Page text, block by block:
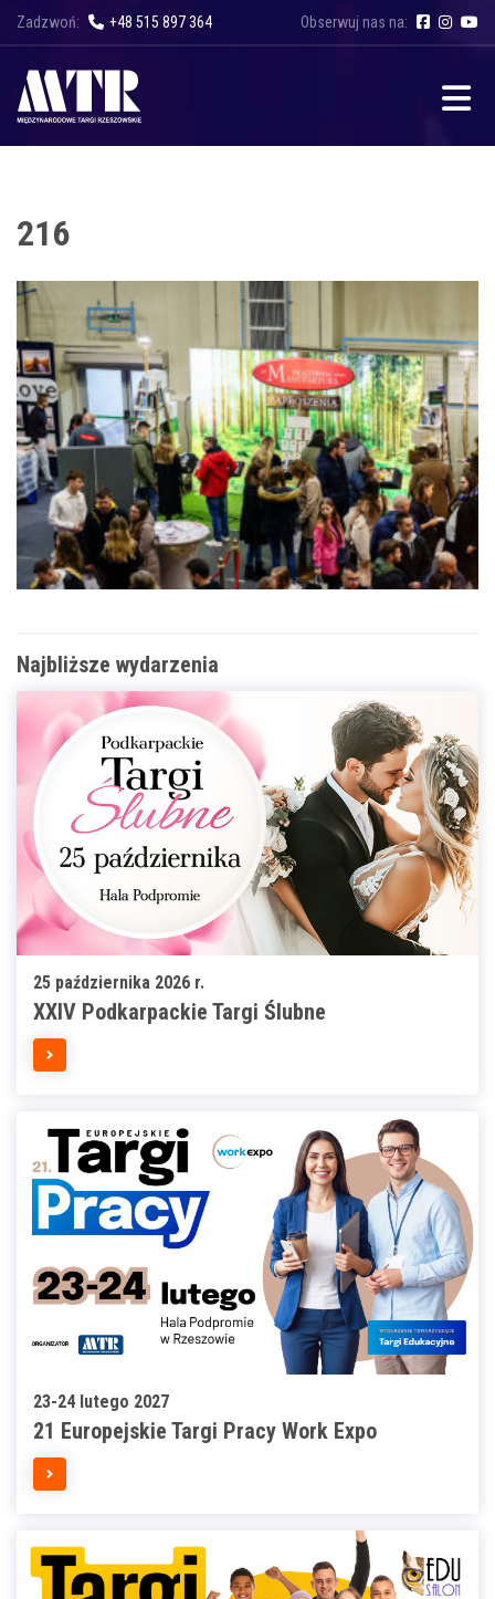
Zadzwoń: +48 515 897 364 Obserwuj nas na:
216
Najbliższe wydarzenia
25 października 2026 r.
XXIV Podkarpackie Targi Ślubne
23-24 lutego 2027
21 Europejskie Targi Pracy Work Expo